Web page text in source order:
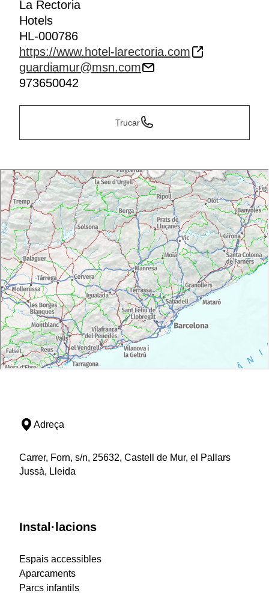
La Rectoria
Hotels
HL-000786
https://www.hotel-larectoria.com
guardiamur@msn.com
973650042
Trucar
Adreça
Carrer, Forn, s/n, 25632, Castell de Mur, el Pallars
Jussà, Lleida
Instal·lacions
Espais accessibles
Aparcaments
Parcs infantils